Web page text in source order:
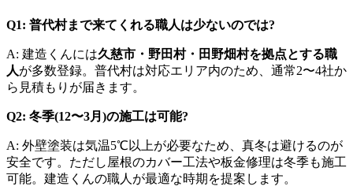
Q1: 普代村まで来てくれる職人は少ないのでは?
A: 建造くんには久慈市・野田村・田野畑村を拠点とする職
人が多数登録。普代村は対応エリア内のため、通常2〜4社か
ら見積もりが届きます。
Q2: 冬季(12〜3月)の施工は可能?
A: 外壁塗装は気温5℃以上が必要なため、真冬は避けるのが
安全です。ただし屋根のカバー工法や板金修理は冬季も施工
可能。建造くんの職人が最適な時期を提案します。